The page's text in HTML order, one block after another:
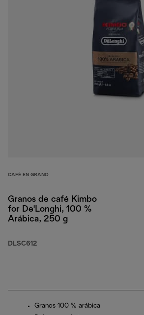
CAFÈ EN GRANO
Granos de café Kimbo
for De'Longhi, 100 %
Arábica, 250 g
DLSC612
Granos 100 % arábica